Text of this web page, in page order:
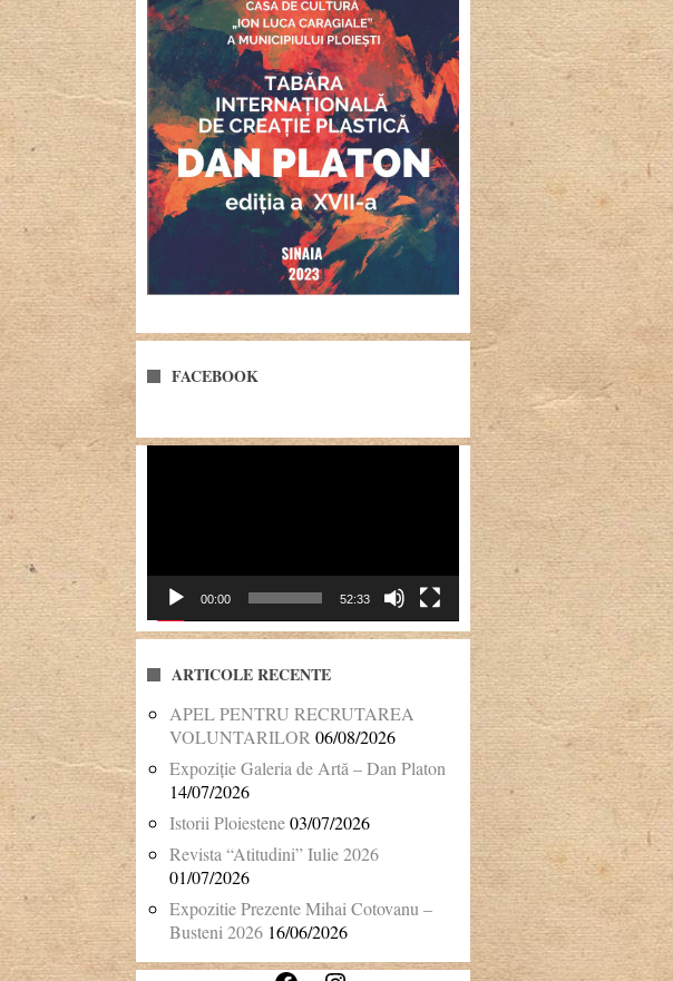
FACEBOOK
00:00 52:33
ARTICOLE RECENTE
APEL PENTRU RECRUTAREA
VOLUNTARILOR06/08/2026
Expoziție Galeria de Artă – Dan Platon
14/07/2026
Istorii Ploiestene03/07/2026
Revista “Atitudini” Iulie 2026
01/07/2026
Expozitie Prezente Mihai Cotovanu –
Busteni 2026 16/06/2026